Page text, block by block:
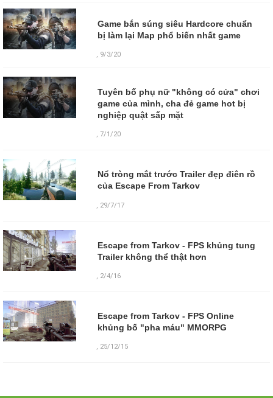
Game bắn súng siêu Hardcore chuẩn
bị làm lại Map phổ biến nhất game
, 9/3/20
Tuyên bố phụ nữ "không có cửa" chơi
game của mình, cha đẻ game hot bị
nghiệp quật sấp mặt
,7/1/20
Nổ tròng mắt trước Trailer đẹp điên rồ
của Escape From Tarkov
29/7/17
Escape from Tarkov - FPS khủng tung
Trailer không thể thật hơn
, 2/4/16
Escape from Tarkov - FPS Online
khủng bố "pha máu" MMORPG
, 25/12/15